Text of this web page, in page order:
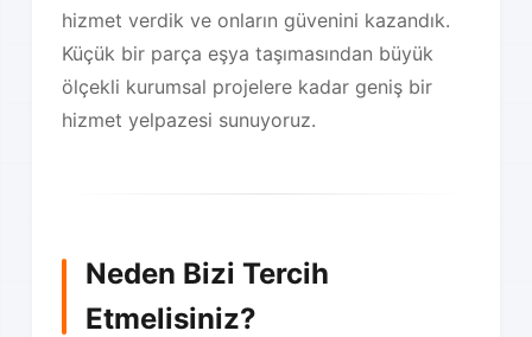
hizmet verdik ve onların güvenini kazandık.
Küçük bir parça eşya taşımasından büyük
ölçekli kurumsal projelere kadar geniş bir
hizmet yelpazesi sunuyoruz.
Neden Bizi Tercih
Etmelisiniz?